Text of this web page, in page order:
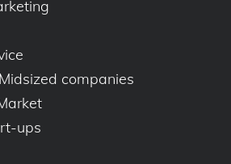
companies
ups